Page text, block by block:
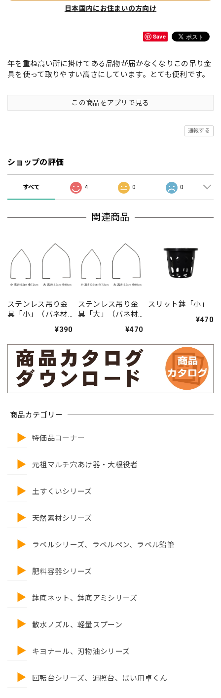
商品カテゴリー
特価品コーナー
元祖マルチ穴あけ器・大根役者
土すくいシリーズ
天然素材シリーズ
ラベルシリーズ、ラベルペン、ラベル鉛筆
肥料容器シリーズ
鉢底ネット、鉢底アミシリーズ
散水ノズル、軽量スプーン
キヨナール、刃物油シリーズ
回転台シリーズ、遍照台、ばい用卓くん
日本国内にお住まいの方向け
Save
年を重ね高い所に掛けてある品物が届かなくなりこの吊り金
具を使って取りやすい高さにしています。とても便利です。
この商品をアプリで見る
通報する
ショップの評価
すべて 4 0 0
関連商品
ステンレス吊り金
具「小」（バネ材
¥390
ステンレス吊り金
具「大」（バネ材
¥470
スリット鉢「小」
¥470